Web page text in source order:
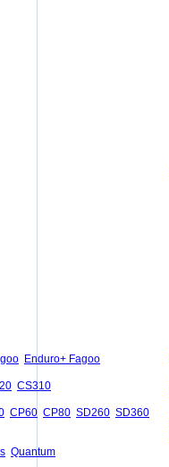
Enduro+ Fagoo
CS310
CP60 CP80 SD260 SD360
Quantum